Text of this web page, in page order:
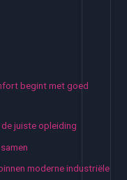
begint met goed
juiste opleiding
moderne industriële